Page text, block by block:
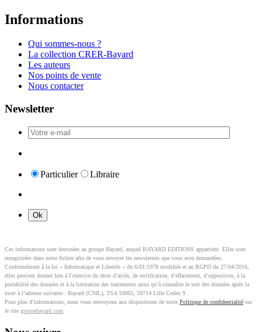
Informations
Qui sommes-nous ?
La collection CRER-Bayard
Les auteurs
Nos points de vente
Nous contacter
Newsletter
Particulier Libraire
Ces informations sont destinées au groupe Bayard, auquel BAYARD EDITIONS appartient. Elles sont
enregistrées dans notre fichier afin de vous envoyer les newsletters que vous avez demandées.
Conformément à la loi « Informatique et Libertés » du 6/01/1978 modifiée et au RGPD du 27/04/2016,
elles peuvent donner lieu à l’exercice du droit d’accès, de rectification, d’effacement, d’opposition, à la
portabilité des données et à la limitation des traitements ainsi qu’à connaître le sort des données après la
mort à l’adresse suivante : Bayard (CNIL), TSA 10065, 59714 Lille Cedex 9 .
Pour plus d’informations, nous vous renvoyons aux dispositions de notre Politique de confidentialité sur
le site groupebayard.com